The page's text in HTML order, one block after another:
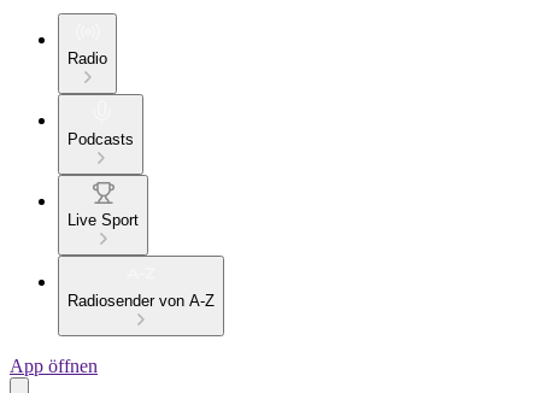
Radio
Podcasts
Live Sport
Radiosender von A-Z
App öffnen